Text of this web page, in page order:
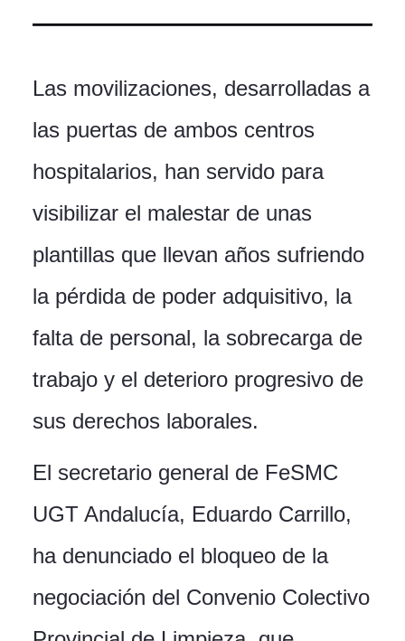
Las movilizaciones, desarrolladas a
las puertas de ambos centros
hospitalarios, han servido para
visibilizar el malestar de unas
plantillas que llevan años sufriendo
la pérdida de poder adquisitivo, la
falta de personal, la sobrecarga de
trabajo y el deterioro progresivo de
sus derechos laborales.
El secretario general de FeSMC
UGT Andalucía, Eduardo Carrillo,
ha denunciado el bloqueo de la
negociación del Convenio Colectivo